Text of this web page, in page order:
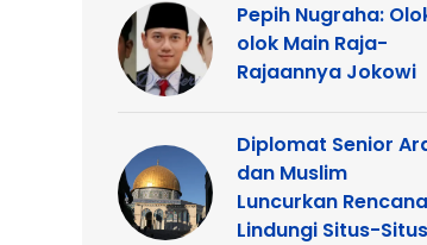
Pepih Nugraha:
olok Main Raja-
Rajaannya Jokowi
Diplomat Senior
dan Muslim
Luncurkan Rencana
Lindungi Situs-Situs